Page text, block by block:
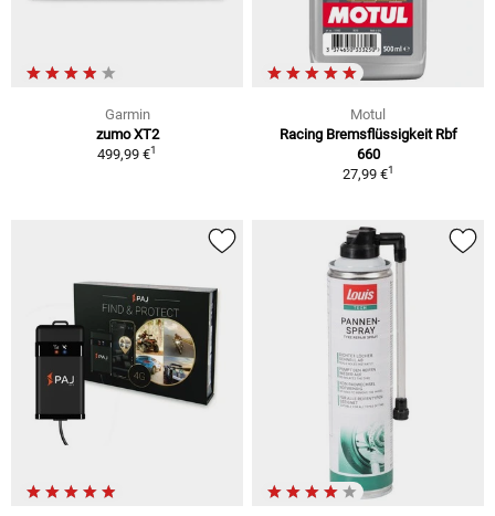
Garmin
zumo XT2
499,99 €1
Motul
Racing Bremsflüssigkeit Rbf
660
27,99 €1